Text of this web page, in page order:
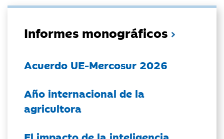
Informes monográficos
Acuerdo UE-Mercosur 2026
Año internacional de la
agricultora